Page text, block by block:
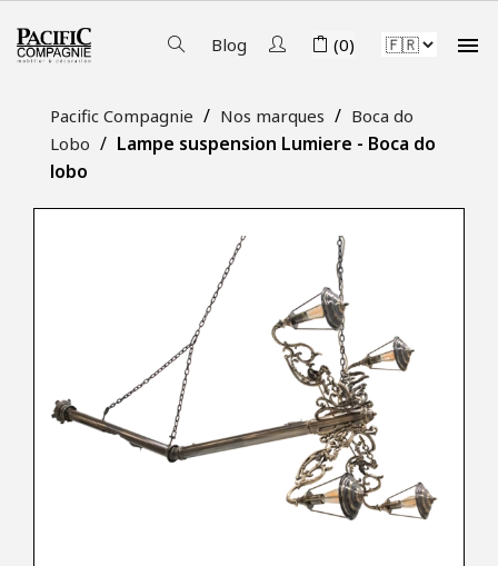
Blog (0) 
Pacific Compagnie Nos marques
Boca do
Lobo
Lampe suspension Lumiere - Boca do
lobo